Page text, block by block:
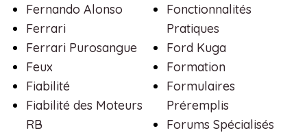
Fernando Alonso
Ferrari
Ferrari Purosangue
Feux
Fiabilité
Fiabilité des Moteurs
RB
Fonctionnalités
Pratiques
Ford Kuga
Formation
Formulaires
Préremplis
Forums Spécialisés